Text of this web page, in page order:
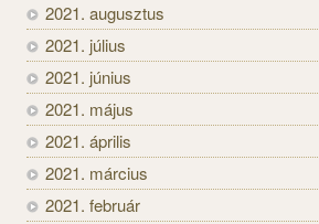
2021. augusztus
2021. július
2021. június
2021. május
2021. április
2021. március
2021. február